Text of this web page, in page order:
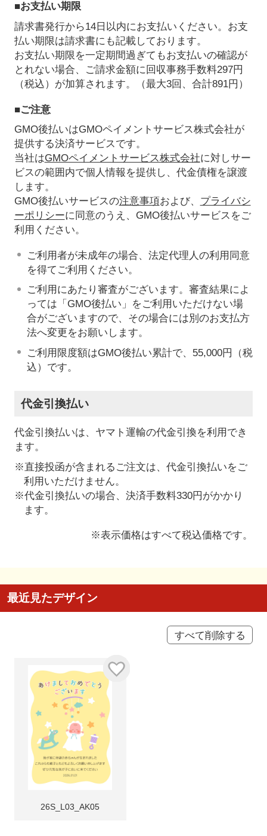
■お支払い期限
請求書発行から14日以内にお支払いください。お支
払い期限は請求書にも記載しております。
お支払い期限を一定期間過ぎてもお支払いの確認が
とれない場合、ご請求金額に回収事務手数料297円
（税込）が加算されます。（最大3回、合計891円）
■ご注意
GMO後払いはGMOペイメントサービス株式会社が
提供する決済サービスです。
当社はGMOペイメントサービス株式会社に対しサー
ビスの範囲内で個人情報を提供し、代金債権を譲渡
します。
GMO後払いサービスの注意事項および、 プライバシ
ーポリシーに同意のうえ、GMO後払いサービスをご
利用ください。
ご利用者が未成年の場合、法定代理人の利用同意
を得てご利用ください。
ご利用にあたり審査がございます。審査結果によ
っては「GMO後払い」をご利用いただけない場
合がございますので、その場合には別のお支払方
法へ変更をお願いします。
ご利用限度額はGMO後払い累計で、55,000円（税
込）です。
代金引換払い
代金引換払いは、ヤマト運輸の代金引換を利用でき
ます。
※直接投函が含まれるご注文は、代金引換払いをご
利用いただけません。
※代金引換払いの場合、決済手数料330円がかかり
ます。
※表示価格はすべて税込価格です。
最近見たデザイン
すべて削除する
26S_L03_AK05